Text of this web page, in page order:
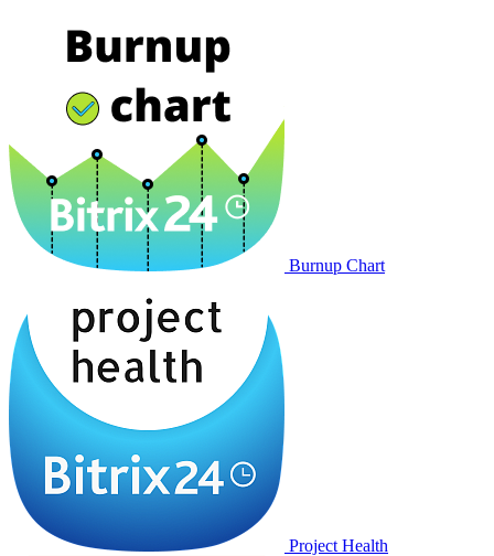
Burnup Chart
Project Health